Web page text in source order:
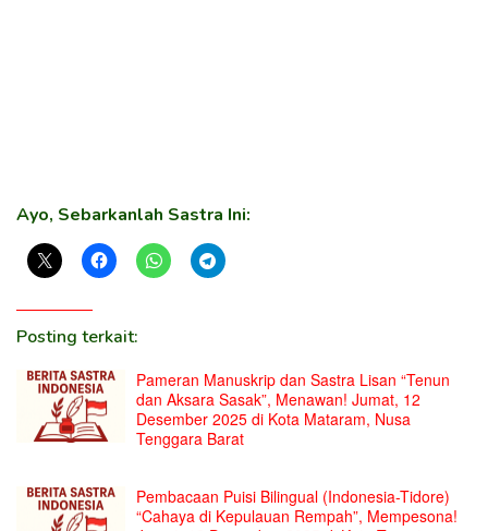
Ayo, Sebarkanlah Sastra Ini:
Posting terkait:
Pameran Manuskrip dan Sastra Lisan “Tenun
dan Aksara Sasak”, Menawan! Jumat, 12
Desember 2025 di Kota Mataram, Nusa
Tenggara Barat
Pembacaan Puisi Bilingual (Indonesia-Tidore)
“Cahaya di Kepulauan Rempah”, Mempesona!